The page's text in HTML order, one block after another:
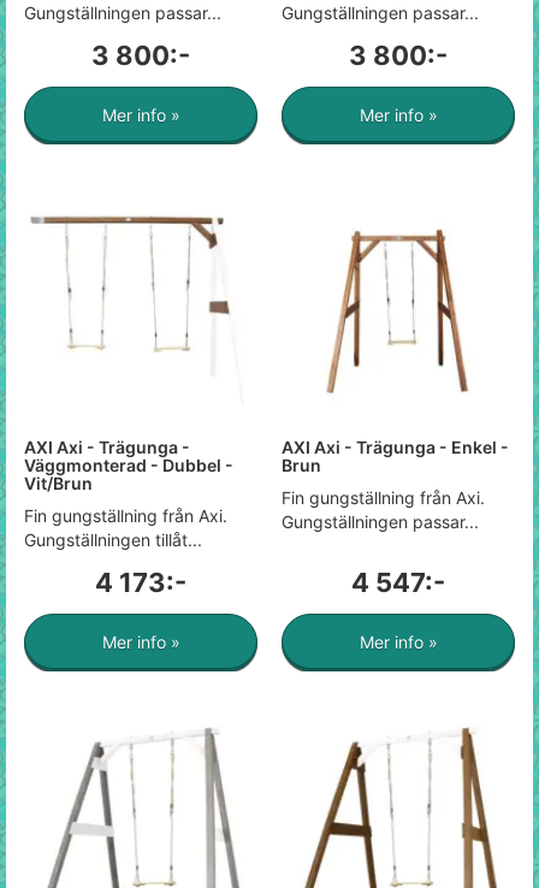
Gungställningen passar...
3 800:-
Mer info »
Gungställningen passar...
3 800:-
Mer info »
AXI Axi - Trägunga -
Väggmonterad - Dubbel -
Vit/Brun
Fin gungställning från Axi.
Gungställningen tillåt...
4 173:-
Mer info »
AXI Axi - Trägunga - Enkel -
Brun
Fin gungställning från Axi.
Gungställningen passar...
4 547:-
Mer info »